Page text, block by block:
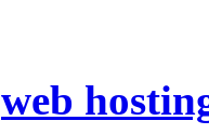
web